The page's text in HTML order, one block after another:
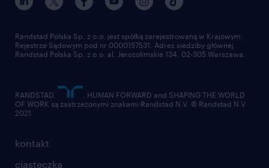
dla dostawców
pracuj w randstad
złóż CV
kontakt
ciasteczka
Randstad Polska Sp. z o.o. jest spółką zarejestrowaną w Krajowym
Rejestrze Sądowym pod nr 0000157531. Adres siedziby głównej
Randstad Polska Sp. z o.o. al. Jerozolimskie 134, 02-305 Warszawa.
RANDSTAD,
, HUMAN FORWARD and SHAPING THE WORLD
OF WORK są zastrzeżonymi znakami Randstad N.V. © Randstad N.V
2021